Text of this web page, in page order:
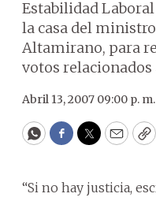
Estabilidad
la casa del ministro
Altamirano, para
votos relacionados
Abril 13, 2007 09:00 p. m.
WhatsApp
Facebook
Twitter
Email
“Si no hay justicia,